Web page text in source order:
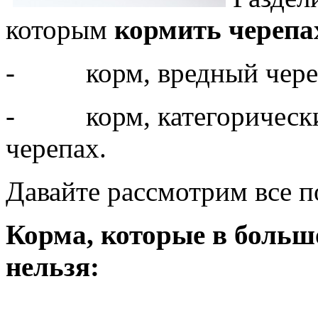
которым кормить
- корм, вредный
- корм, категорически
черепах.
Давайте рассмотрим все
Корма, которые в
нельзя: